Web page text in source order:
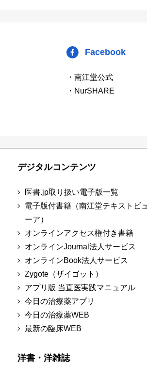
Facebook
・南江堂公式
・NurSHARE
デジタルコンテンツ
医書.jp取り扱い電子版一覧
電子版付書籍（南江堂テキストビュ
ーア）
オンラインアクセス権付き書籍
オンラインJournal法人サービス
オンラインBook法人サービス
Zygote（ザイゴット）
アプリ版 当直医実践マニュアル
今日の治療薬アプリ
今日の治療薬WEB
最新の臨床WEB
洋書・洋雑誌